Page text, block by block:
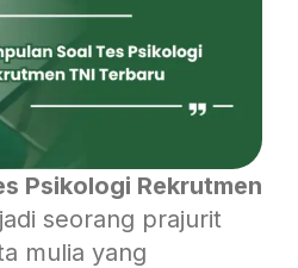
Psikologi Rekrutmen
seorang prajurit
mulia yang